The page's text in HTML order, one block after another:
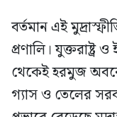
বর্তমান এই
প্রণালি। যুক্তরাষ্ট্র
থেকেই হরমুজ
গ্যাস ও তেলের